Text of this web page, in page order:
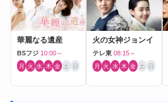
華麗なる遺産
BSフジ 10:00～
月 火 水 木 金 土 日
火の女神ジョンイ
テレ東 08:15～
月 火 水 木 金 土 日